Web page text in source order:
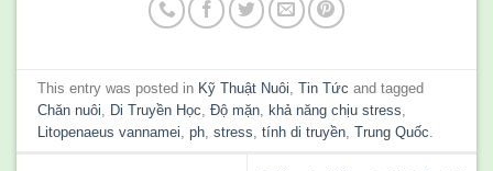
This entry was posted in Kỹ Thuật Nuôi ,Tin Tức and tagged
Chăn nuôi
Di Truyền Học ,Độ mặn ,khả năng chịu stress
Litopenaeus vannamei ,ph ,stress ,tính di truyền ,Trung Quốc